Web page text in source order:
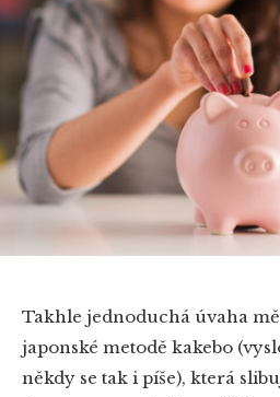
Takhle jednoduchá úvaha
japonské metodě kakebo
někdy se tak i píše), která